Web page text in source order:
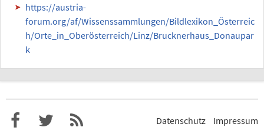
https://austria-
forum.org/af/Wissenssammlungen/Bildlexikon_Österreic
h/Orte_in_Oberösterreich/Linz/Brucknerhaus_Donaupar
k
Datenschutz Impressum